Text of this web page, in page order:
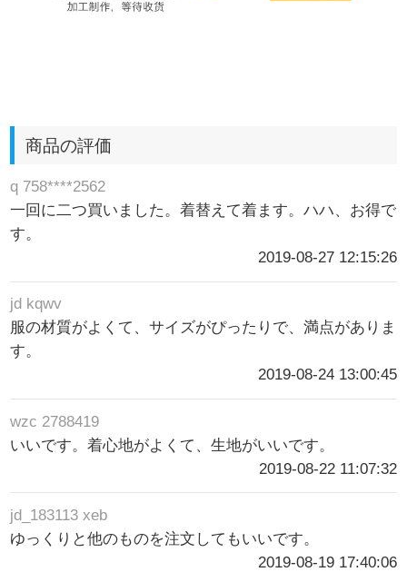
商品の評価
q 758****2562
一回に二つ買いました。着替えて着ます。ハハ、お得で
す。
2019-08-27 12:15:26
jd kqwv
服の材質がよくて、サイズがぴったりで、満点がありま
す。
2019-08-24 13:00:45
wzc 2788419
いいです。着心地がよくて、生地がいいです。
2019-08-22 11:07:32
jd_183113 xeb
ゆっくりと他のものを注文してもいいです。
2019-08-19 17:40:06